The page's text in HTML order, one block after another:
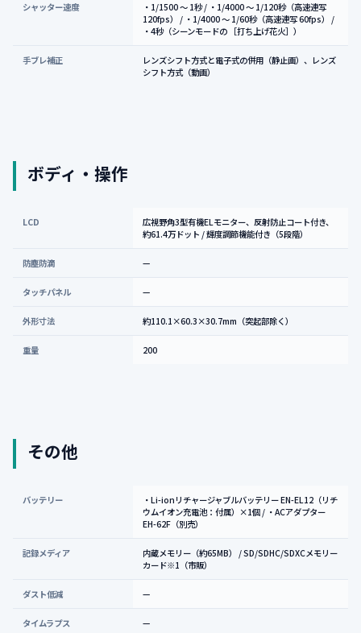
シャッター速度
・1/1500 ～ 1秒 / ・1/4000 ～ 1/120秒（高速連写
120fps） / ・1/4000 ～ 1/60秒（高速連写 60fps） /
・4秒（シーンモードの ［打ち上げ花火］）
手ブレ補正
レンズシフト方式と電子式の併用（静止画）、レンズ
シフト方式（動画）
ボディ・操作
LCD
広視野角3型有機ELモニター、反射防止コート付き、
約61.4万ドット / 輝度調節機能付き（5段階）
防塵防滴 —
タッチパネル —
外形寸法 約110.1×60.3×30.7mm（突起部除く）
重量 200
その他
バッテリー
・Li-ionリチャージャブルバッテリー EN-EL12（リチ
ウムイオン充電池：付属）×1個 / ・ACアダプター
EH-62F（別売）
記録メディア
内蔵メモリー（約65MB） / SD/SDHC/SDXCメモリー
カード※1（市販）
ダスト低減 —
タイムラプス —